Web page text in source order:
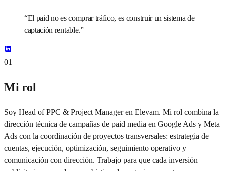
“El paid no es comprar tráfico, es construir un sistema de
captación rentable.”
01
Mi rol
Soy Head of PPC & Project Manager en Elevam. Mi rol combina la
dirección técnica de campañas de paid media en Google Ads y Meta
Ads con la coordinación de proyectos transversales: estrategia de
cuentas, ejecución, optimización, seguimiento operativo y
comunicación con dirección. Trabajo para que cada inversión